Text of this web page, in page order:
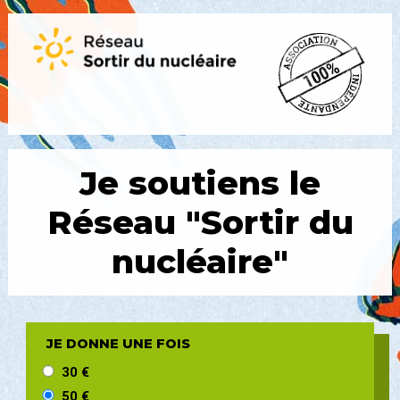
Je soutiens le
Réseau "Sortir du
nucléaire"
JE DONNE UNE FOIS
30 €
50 €